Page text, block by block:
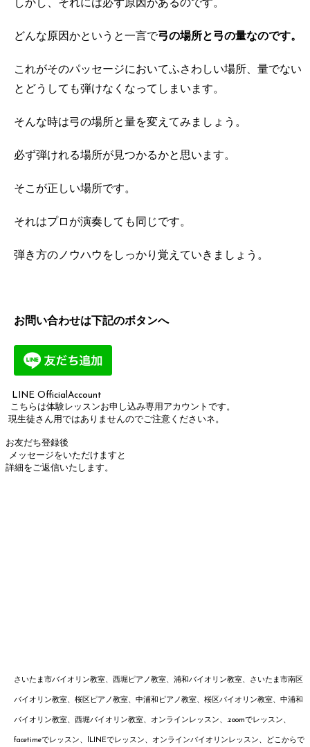
しかし、それには必ず原因があるのです。
どんな原因かというと一言で弓の場所と弓の量なのです。
これがそのパッセージにおいてふさわしい場所、量でない
とどうしても弾けなくなってしまいます。
そんな時は弓の場所と量を変えてみましょう。
必ず弾けれる場所が見つかるかと思います。
そこが正しい場所です。
それはプロが演奏しても同じです。
弾き方のノウハウをしっかり覚えていきましょう。
お問い合わせは下記のボタンへ
LINE OfficialAccount
こちらは体験レッスンお申し込み専用アカウントです。
現生徒さん用ではありませんのでご注意くださいネ。
お友だち登録後
メッセージをいただけますと
詳細をご返信いたします。
さいたま市バイオリン教室、西堀ピアノ教室、浦和バイオリン教室、さいたま市南区
バイオリン教室、桜区ピアノ教室、中浦和ピアノ教室、桜区バイオリン教室、中浦和
バイオリン教室、西堀バイオリン教室、オンラインレッスン、.zoomでレッスン、
facetimeでレッスン、lLINEでレッスン、オンラインバイオリンレッスン、どこからで